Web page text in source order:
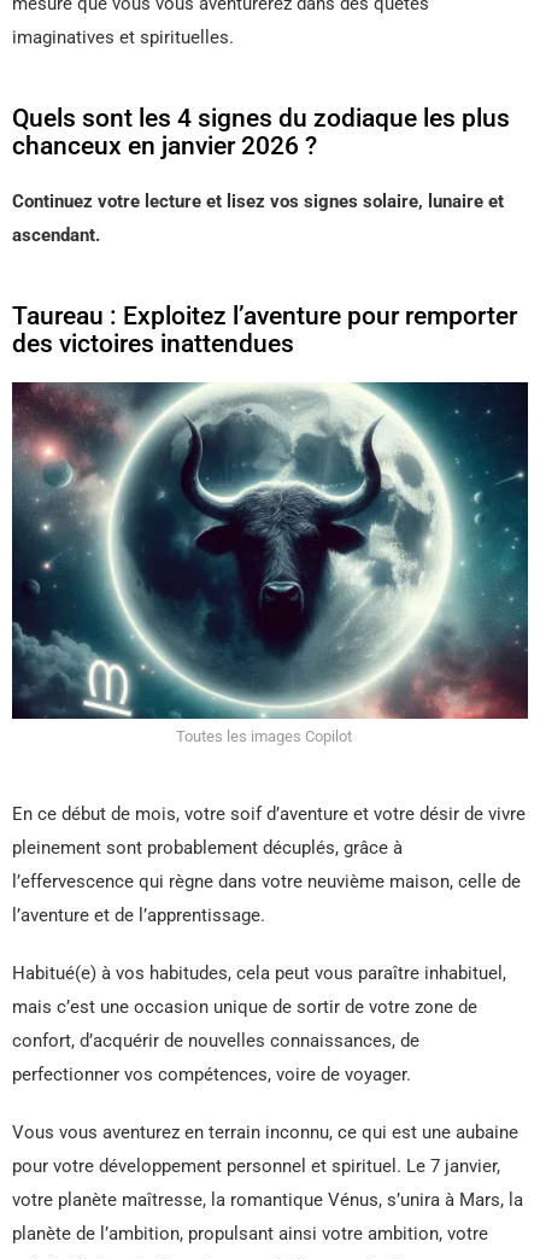
imaginatives et spirituelles.
Quels sont les 4 signes du zodiaque les plus
chanceux en janvier 2026 ?
Continuez votre lecture et lisez vos signes solaire, lunaire et
ascendant.
Taureau : Exploitez l’aventure pour remporter
des victoires inattendues
Toutes les images Copilot
En ce début de mois, votre soif d’aventure et votre désir de vivre
pleinement sont probablement décuplés, grâce à
l’effervescence qui règne dans votre neuvième maison, celle de
l’aventure et de l’apprentissage.
Habitué(e) à vos habitudes, cela peut vous paraître inhabituel,
mais c’est une occasion unique de sortir de votre zone de
confort, d’acquérir de nouvelles connaissances, de
perfectionner vos compétences, voire de voyager.
Vous vous aventurez en terrain inconnu, ce qui est une aubaine
pour votre développement personnel et spirituel. Le 7 janvier,
votre planète maîtresse, la romantique Vénus, s’unira à Mars, la
planète de l’ambition, propulsant ainsi votre ambition, votre